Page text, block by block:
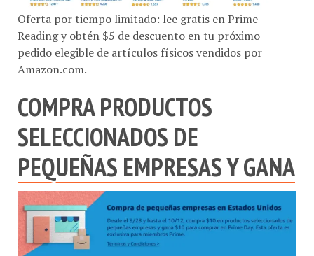
Oferta por tiempo limitado: lee gratis en Prime
Reading y obtén $5 de descuento en tu próximo
pedido elegible de artículos físicos vendidos por
Amazon.com.
COMPRA PRODUCTOS
SELECCIONADOS DE
PEQUEÑAS EMPRESAS Y GANA